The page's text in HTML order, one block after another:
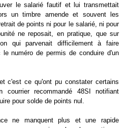
le salarié fautif et lui transmettait
un timbre amende et souvent les
de points ni pour le salarié, ni pour
ne reposait, en pratique, que sur
qui parvenait difficilement à faire
numéro de permis de conduire d'un
c'est ce qu'ont pu constater certains
courrier recommandé 48SI notifiant
pour solde de points nul.
ne manquent plus et une rapide